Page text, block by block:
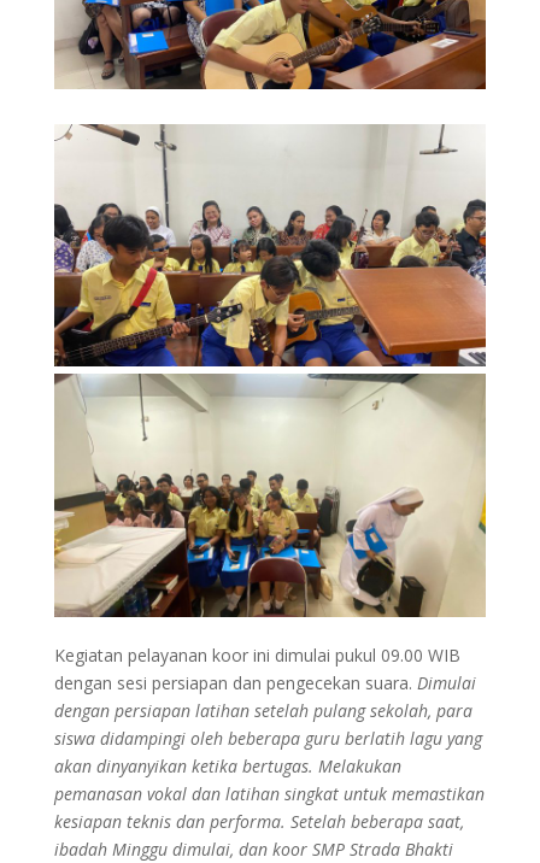
Kegiatan pelayanan koor ini dimulai pukul 09.00 WIB
dengan sesi persiapan dan pengecekan suara. Dimulai
dengan persiapan latihan setelah pulang sekolah, para
siswa didampingi oleh beberapa guru berlatih lagu yang
akan dinyanyikan ketika bertugas. Melakukan
pemanasan vokal dan latihan singkat untuk memastikan
kesiapan teknis dan performa. Setelah beberapa saat,
ibadah Minggu dimulai, dan koor SMP Strada Bhakti